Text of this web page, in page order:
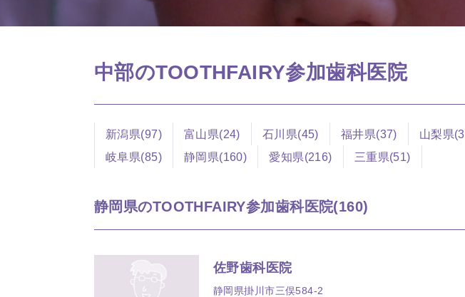
中部のTOOTHFAIRY参加歯科医院
新潟県(97) 富山県(24) 石川県(45) 福井県(37) 山梨県
岐阜県(85)
静岡県(160) 愛知県(216) 三重県(51)
静岡県のTOOTHFAIRY参加歯科医院(160)
佐野歯科医院
静岡県掛川市三俣584-2